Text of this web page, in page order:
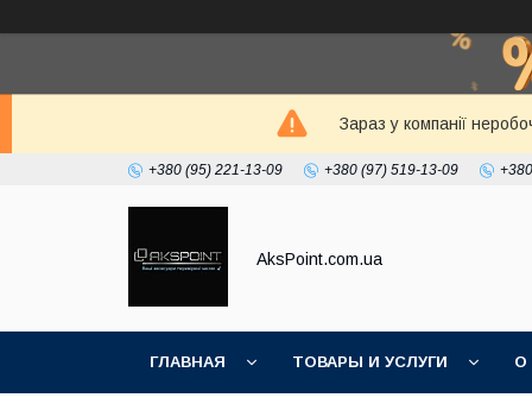
Зараз у компанії
+380 (95) 221-13-09 +380 (97) 519-13-09
AksPoint.com.ua
ГЛАВНАЯ ТОВАРЫ И УСЛУГИ О